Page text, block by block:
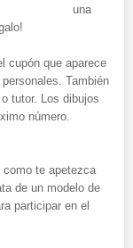
una
cupón que aparece
También
tutor. Los dibujos
número.
como te apetezca
de un modelo de
participar en el